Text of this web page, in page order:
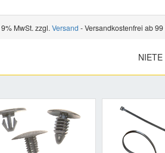
MwSt. zzgl. Versand - Versandkostenfrei ab 99
Previous